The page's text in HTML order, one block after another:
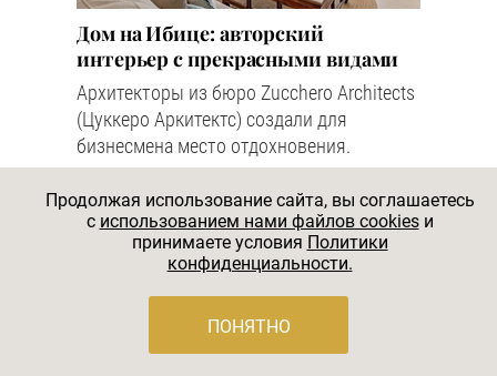
Дом на Ибице: авторский
интерьер с прекрасными видами
Архитекторы из бюро Zucchero Architects
(Цуккеро Аркитектс) создали для
бизнесмена место отдохновения.
Подпишитесь на рассылкуSalon
Продолжая использование сайта, вы соглашаетесь
c использованием нами файлов cookiesи
принимаете условия Политики
конфиденциальности.
ПОНЯТНО